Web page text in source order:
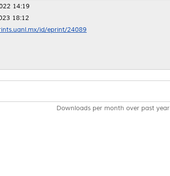
14:19
18:12
id/eprint/24089
Downloads per month over past year